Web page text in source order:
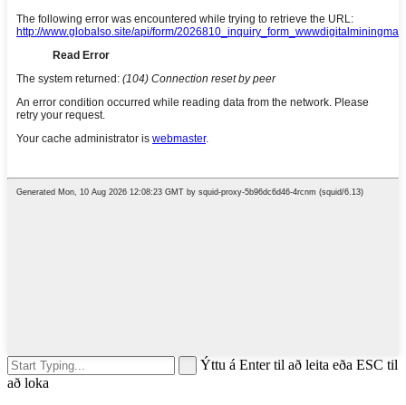
Ýttu á Enter til að leita eða ESC til
að loka